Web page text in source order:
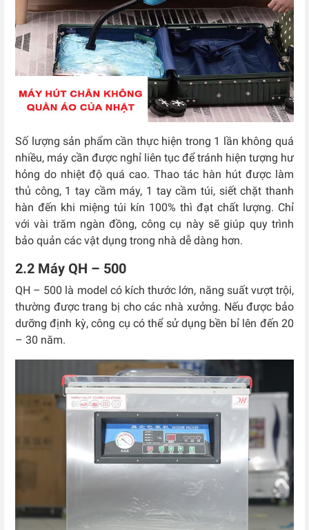
Số lượng sản phẩm cần thực hiện trong 1 lần không quá
nhiều, máy cần được nghỉ liên tục để tránh hiện tượng hư
hỏng do nhiệt độ quá cao. Thao tác hàn hút được làm
thủ công, 1 tay cầm máy, 1 tay cầm túi, siết chặt thanh
hàn đến khi miệng túi kín 100% thì đạt chất lượng. Chỉ
với vài trăm ngàn đồng, công cụ này sẽ giúp quy trình
bảo quản các vật dụng trong nhà dễ dàng hơn.
2.2 Máy QH – 500
QH – 500 là model có kích thước lớn, năng suất vượt trội,
thường được trang bị cho các nhà xưởng. Nếu được bảo
dưỡng định kỳ, công cụ có thể sử dụng bền bỉ lên đến 20
– 30 năm.